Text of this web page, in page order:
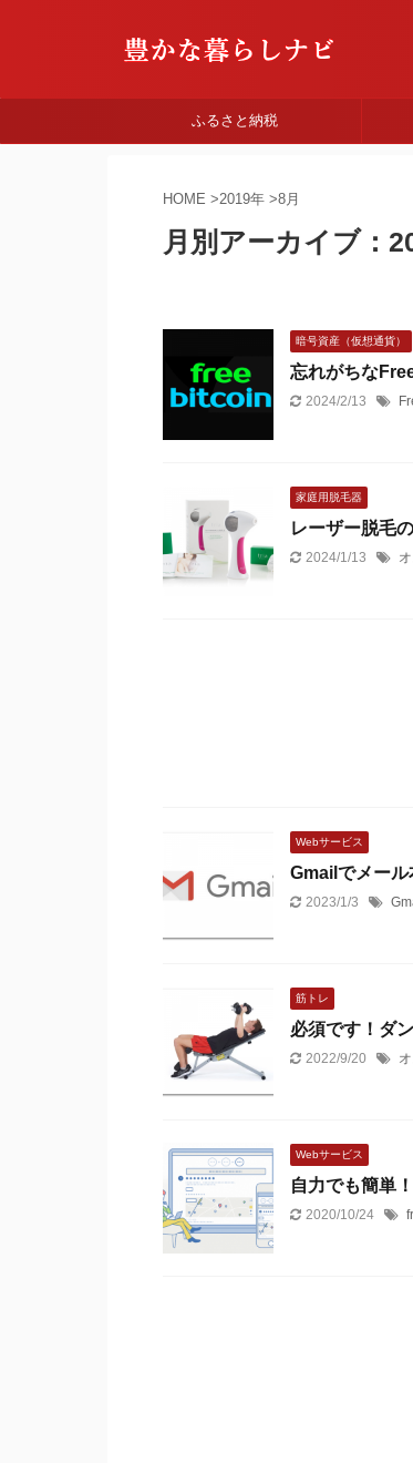
ふるさと納税
HOME >2019年 >8月
月別アーカイブ：
暗号資産（仮想通貨）
忘れがちな
2024/2/13
家庭用脱毛器
レーザー脱毛
2024/1/13
Webサービス
Gmailでメー
2023/1/3
筋トレ
必須です！ダ
2022/9/20
Webサービス
自力でも簡単
2020/10/24